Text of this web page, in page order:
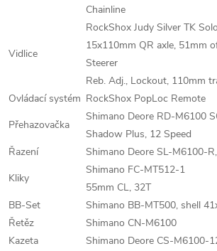
Chainline
Vidlice
RockShox Judy Silver TK
15x110mm QR axle, 51mm
Steerer
Reb. Adj., Lockout, 110mm
Ovládací systém RockShox PopLoc Remote
Přehazovačka
Shimano Deore RD-M6100
Shadow Plus, 12 Speed
Řazení
Shimano Deore SL-M6100-
Kliky
Shimano FC-MT512-1
55mm CL, 32T
BB-Set
Shimano BB-MT500, shell
Řetěz
Shimano CN-M6100
Kazeta
Shimano Deore CS-M6100-